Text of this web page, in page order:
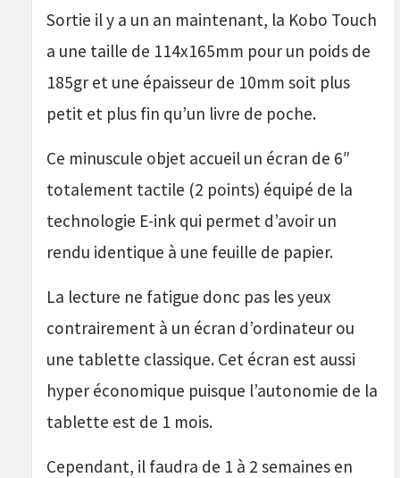
Sortie il y a un an maintenant, la Kobo Touch
a une taille de 114x165mm pour un poids de
185gr et une épaisseur de 10mm soit plus
petit et plus fin qu’un livre de poche.
Ce minuscule objet accueil un écran de 6″
totalement tactile (2 points) équipé de la
technologie E-ink qui permet d’avoir un
rendu identique à une feuille de papier.
La lecture ne fatigue donc pas les yeux
contrairement à un écran d’ordinateur ou
une tablette classique. Cet écran est aussi
hyper économique puisque l’autonomie de la
tablette est de 1 mois.
Cependant, il faudra de 1 à 2 semaines en